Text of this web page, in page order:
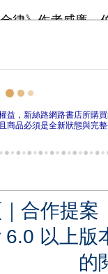
益，新絲路網路書店所購
商品必須是全新狀態與完
｜ 合作提案
以上
的